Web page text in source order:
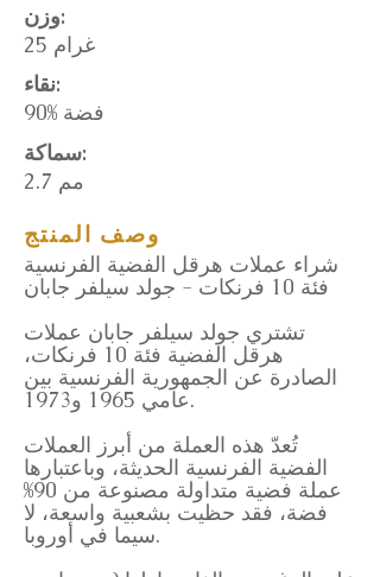
وزن:
25 غرام
نقاء:
90% فضة
سماكة:
2.7 مم
وصف المنتج
شراء عملات هرقل الفضية الفرنسية
فئة 10 فرنكات - جولد سيلفر جابان
تشتري جولد سيلفر جابان عملات
هرقل الفضية فئة 10 فرنكات،
الصادرة عن الجمهورية الفرنسية بين
عامي 1965 و1973.
تُعدّ هذه العملة من أبرز العملات
الفضية الفرنسية الحديثة، وباعتبارها
عملة فضية متداولة مصنوعة من 90%
فضة، فقد حظيت بشعبية واسعة، لا
سيما في أوروبا.